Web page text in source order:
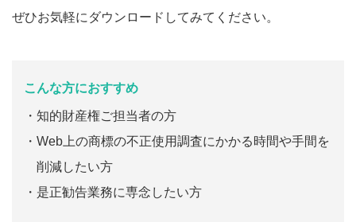
ぜひお気軽にダウンロードしてみてください。
こんな方におすすめ
知的財産権ご担当者の方
Web上の商標の不正使用調査にかかる時間や手間を
削減したい方
是正勧告業務に専念したい方